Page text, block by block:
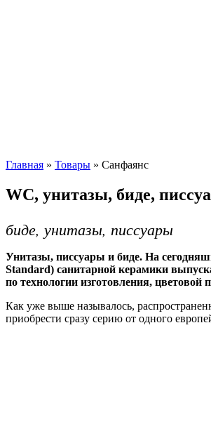
Главная » Товары » Санфаянс
WC, унитазы, биде,
биде, унитазы, писсуары
Унитазы, писсуары и биде. На
Standard) санитарной керамики
по технологии изготовления, цветовой
Как уже выше называлось,
приобрести сразу серию от одного